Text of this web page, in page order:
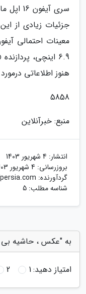
سری
جزئیات زیادی از
هنوز اطلاعاتی
5858
منبع: خبرآنلاین
انتشار: 4 شهریور 1403
بروزرسانی: 4 شهریور 1403
گردآورنده:
شناسه مطلب: 5
به "عکس ، حاشیه بی نظیر
امتیاز دهید:1
2